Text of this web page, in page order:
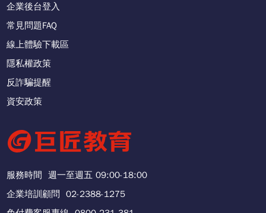
企業後台登入
常見問題FAQ
線上體驗下載區
隱私權政策
反詐騙提醒
資安政策
服務時間
週一至週五 09:00-18:00
企業培訓顧問
02-2388-1275